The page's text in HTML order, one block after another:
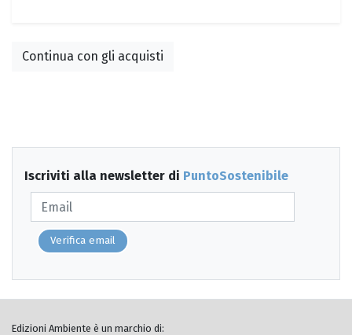
Continua con gli acquisti
Iscriviti alla newsletter di PuntoSostenibile
Verifica email
Edizioni Ambiente è un marchio di: